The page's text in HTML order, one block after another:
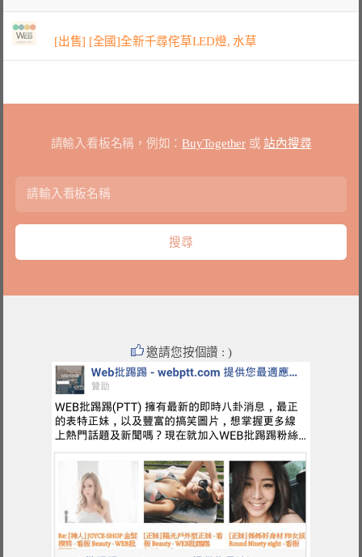
[出售] [全國]全新千尋侘草LED燈, 水草
請輸入看板名稱，例如：BuyTogether或 站內搜尋
邀請您按個讚 : )